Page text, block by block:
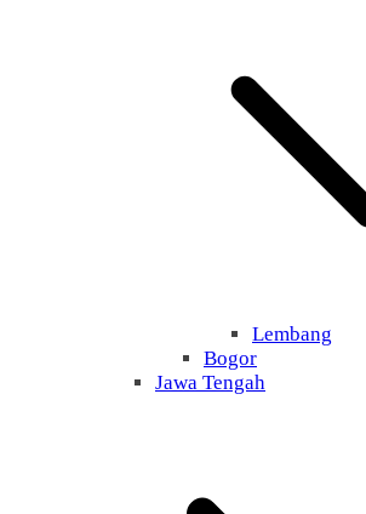
Lembang
Bogor
Jawa Tengah